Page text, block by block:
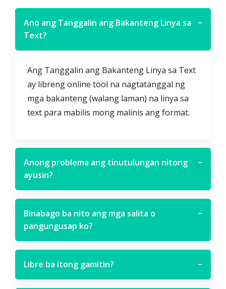
Ano ang Tanggalin ang Bakanteng Linya sa
Text?
−
Ang Tanggalin ang Bakanteng Linya sa Text
ay libreng online tool na nagtatanggal ng
mga bakanteng (walang laman) na linya sa
text para mabilis mong malinis ang format.
Anong problema ang tinutulungan nitong
ayusin?
−
Binabago ba nito ang mga salita o
pangungusap ko?
−
Libre ba itong gamitin? −